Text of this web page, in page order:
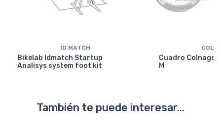
ID MATCH
Bikelab Idmatch Startup
Analisys system foot kit
Cuadro Colnago
M
También te puede interesar...